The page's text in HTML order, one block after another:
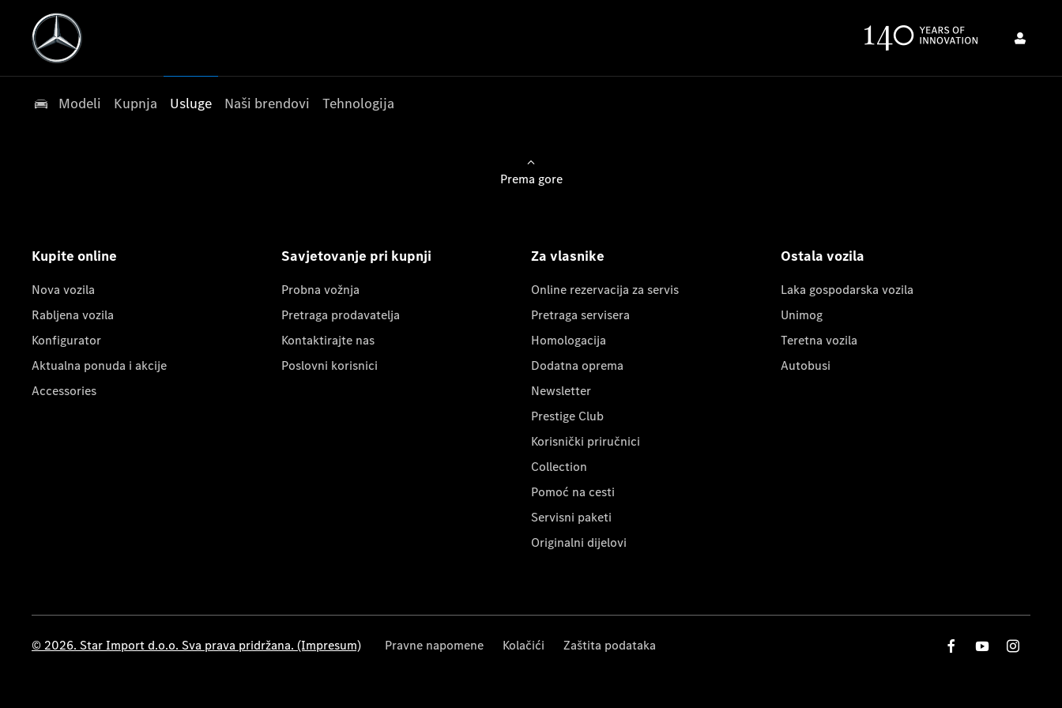
Modeli Kupnja Usluge Naši brendovi Tehnologija
Prema gore
Kupite online
Nova vozila
Rabljena vozila
Konfigurator
Aktualna ponuda i akcije
Accessories
Savjetovanje pri kupnji
Probna vožnja
Pretraga prodavatelja
Kontaktirajte nas
Poslovni korisnici
Za vlasnike
Online rezervacija za servis
Pretraga servisera
Homologacija
Dodatna oprema
Newsletter
Prestige Club
Korisnički priručnici
Collection
Pomoć na cesti
Servisni paketi
Originalni dijelovi
Ostala vozila
Laka gospodarska vozila
Unimog
Teretna vozila
Autobusi
© 2026. Star Import d.o.o. Sva prava pridržana. (Impresum) Pravne napomene Kolačići Zaštita podataka